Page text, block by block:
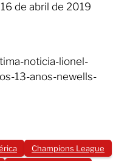
de abril de 2019
noticia-lionel-
13-anos-newells-
Champions League